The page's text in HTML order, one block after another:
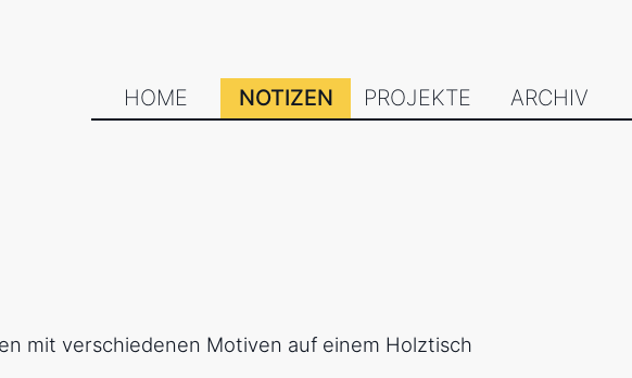
HOME NOTIZEN PROJEKTE ARCHIV